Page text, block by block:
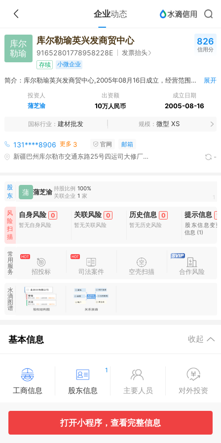
企业动态
库尔
勒瑜
库尔勒瑜英兴发商贸中心
91652801778958228E 发票抬头
存续 小微企业
826
信用分
简介：库尔勒瑜英兴发商贸中心,2005年08月16日成立，经营范围包括批发.零售：防盗门，防火门，建材，五金交电，电子产品（依法须经批准的项目，经相关部门批准后方可开展经营活动） 展开
投资人
蒲芝渝
出资额
10万人民币
成立日期
2005-08-16
国标行业 建材批发 规模 微型 XS
131****8906 更多 3 官网 邮箱
新疆巴州库尔勒市交通东路25号四运司大修厂家属楼3号2单元101室 -
股
东
蒲 蒲芝渝 持股比例 100%
关联企业 1 家 1
风
险
扫
描
自身风险 0
暂无自身风险
关联风险 0
暂无关联风险
历史信息 0
暂无历史风险
提示信息 1
股东信息变
信息 (1)
常
用
服
务
招投标 司法案件 空壳扫描 合作风险
水
滴
图
谱
基本信息 收起
工商信息
1
股东信息 主要人员 对外投资
变更记录 企业年报 分支机构
52
疑似关系
打开小程序，查看完整信息